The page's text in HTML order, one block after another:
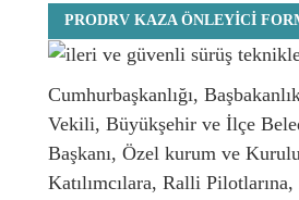
PRODRV KAZA ÖNLEYICI
Cumhurbaşkanlığı,
Vekili, Büyükşehir ve İlçe
Başkanı, Özel kurum ve
Katılımcılara, Ralli